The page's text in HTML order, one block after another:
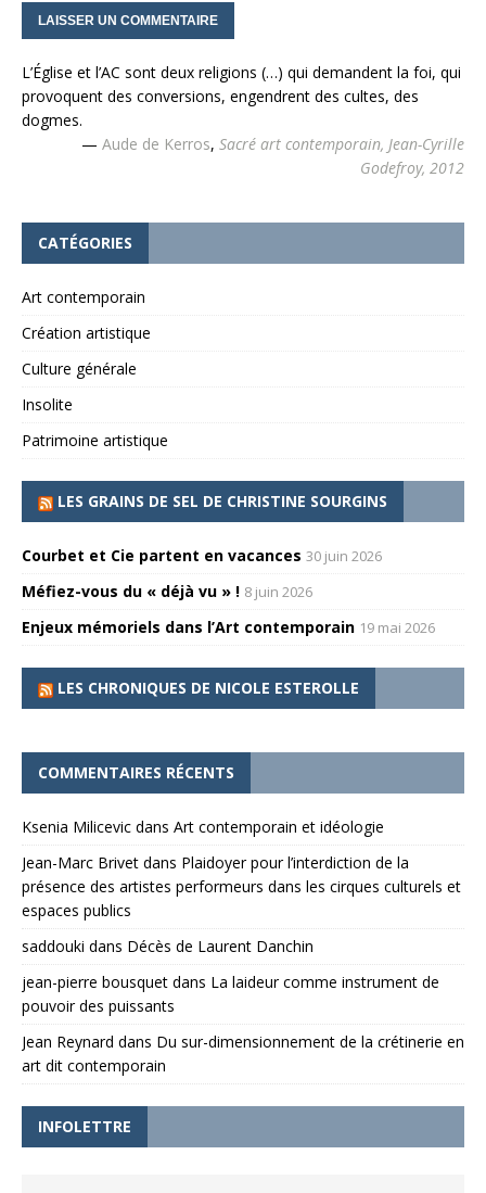
L’Église et l’AC sont deux religions (…) qui demandent la foi, qui
provoquent des conversions, engendrent des cultes, des
dogmes.
— Aude de Kerros, Sacré art contemporain, Jean-Cyrille
Godefroy, 2012
CATÉGORIES
Art contemporain
Création artistique
Culture générale
Insolite
Patrimoine artistique
LES GRAINS DE SEL DE CHRISTINE SOURGINS
Courbet et Cie partent en vacances 30 juin 2026
Méfiez-vous du « déjà vu » ! 8 juin 2026
Enjeux mémoriels dans l’Art contemporain 19 mai 2026
LES CHRONIQUES DE NICOLE ESTEROLLE
COMMENTAIRES RÉCENTS
Ksenia Milicevic dans Art contemporain et idéologie
Jean-Marc Brivet dans Plaidoyer pour l’interdiction de la
présence des artistes performeurs dans les cirques culturels et
espaces publics
saddouki dans Décès de Laurent Danchin
jean-pierre bousquet dans La laideur comme instrument de
pouvoir des puissants
Jean Reynard dans Du sur-dimensionnement de la crétinerie en
art dit contemporain
INFOLETTRE